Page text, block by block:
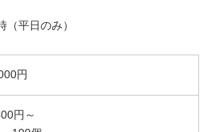
平日のみ）
円
円～